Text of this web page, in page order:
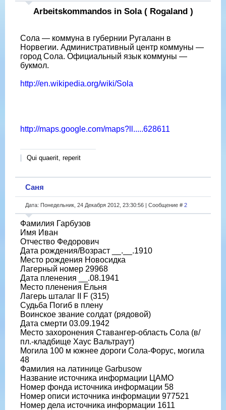
Arbeitskommandos in Sola ( Rogaland )
Сола — коммуна в губернии Ругаланн в
Норвегии. Административный центр коммуны —
город Сола. Официальный язык коммуны —
букмол.
http://en.wikipedia.org/wiki/Sola
http://maps.google.com/maps?ll.....628611
Qui quaerit, reperit
Саня
Дата: Понедельник, 24 Декабря 2012, 23:30:56 | Сообщение # 2
Фамилия Гарбузов
Имя Иван
Отчество Федорович
Дата рождения/Возраст __.__.1910
Место рождения Новосидка
Лагерный номер 29968
Дата пленения __.08.1941
Место пленения Ельня
Лагерь шталаг II F (315)
Судьба Погиб в плену
Воинское звание солдат (рядовой)
Дата смерти 03.09.1942
Место захоронения Ставангер-область Сола (в/
пл.-кладбище Хаус Вальтраут)
Могила 100 м южнее дороги Сола-Форус, могила
48
Фамилия на латинице Garbusow
Название источника информации ЦАМО
Номер фонда источника информации 58
Номер описи источника информации 977521
Номер дела источника информации 1611